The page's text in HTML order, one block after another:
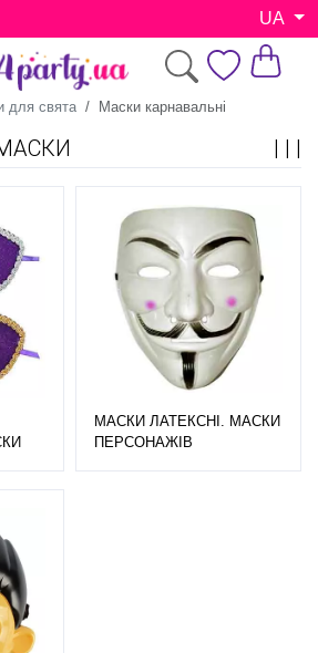
UA
для свята Маски карнавальні
МАСКИ ЛАТЕКСНІ. МАСКИ
ПЕРСОНАЖІВ